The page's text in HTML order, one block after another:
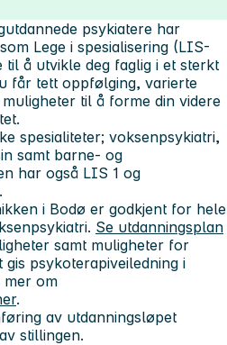
psykiatere har
Lege i spesialisering (LIS-
til å utvikle deg faglig i et sterkt
får tett oppfølging, varierte
til å forme din videre
spesialiteter; voksenpsykiatri,
samt barne- og
har også LIS 1 og
i Bodø er godkjent for hele
Se utdanningsplan
samt muligheter for
psykoterapiveiledning i
mer om
.
av utdanningsløpet
stillingen.